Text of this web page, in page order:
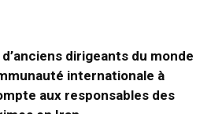
dirigeants du monde
internationale à
aux responsables des